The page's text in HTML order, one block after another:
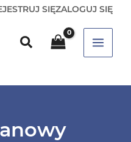
SIĘZALOGUJ SIĘ